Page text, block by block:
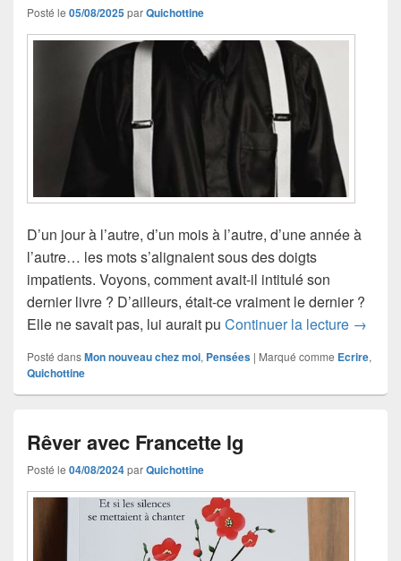
Posté le 05/08/2025parQuichottine
D’un jour à l’autre, d’un mois à l’autre, d’une année à
l’autre… les mots s’alignaient sous des doigts
impatients. Voyons, comment avait-il intitulé son
dernier livre ? D’ailleurs, était-ce vraiment le dernier ?
Elle ne savait pas, lui aurait pu Continuer la lecture D’une
→
Posté dansMon nouveau chez moi, Pensées | Marqué comme Ecrire,
Quichottine
Rêver avec Francette lg
Posté le 04/08/2024parQuichottine